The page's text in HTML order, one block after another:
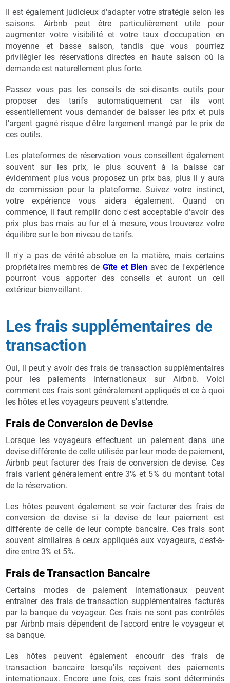
Il est également judicieux d'adapter votre stratégie selon les
saisons. Airbnb peut être particulièrement utile pour
augmenter votre visibilité et votre taux d'occupation en
moyenne et basse saison, tandis que vous pourriez
privilégier les réservations directes en haute saison où la
demande est naturellement plus forte.
Passez vous pas les conseils de soi-disants outils pour
proposer des tarifs automatiquement car ils vont
essentiellement vous demander de baisser les prix et puis
l'argent gagné risque d'être largement mangé par le prix de
ces outils.
Les plateformes de réservation vous conseillent également
souvent sur les prix, le plus souvent à la baisse car
évidemment plus vous proposez un prix bas, plus il y aura
de commission pour la plateforme. Suivez votre instinct,
votre expérience vous aidera également. Quand on
commence, il faut remplir donc c'est acceptable d'avoir des
prix plus bas mais au fur et à mesure, vous trouverez votre
équilibre sur le bon niveau de tarifs.
Il n'y a pas de vérité absolue en la matière, mais certains
propriétaires membres deGîte et Bienavec de l'expérience
pourront vous apporter des conseils et auront un œil
extérieur bienveillant.
Les frais supplémentaires de
transaction
Oui, il peut y avoir des frais de transaction supplémentaires
pour les paiements internationaux sur Airbnb. Voici
comment ces frais sont généralement appliqués et ce à quoi
les hôtes et les voyageurs peuvent s'attendre.
Frais de Conversion de Devise
Lorsque les voyageurs effectuent un paiement dans une
devise différente de celle utilisée par leur mode de paiement,
Airbnb peut facturer des frais de conversion de devise. Ces
frais varient généralement entre 3% et 5% du montant total
de la réservation.
Les hôtes peuvent également se voir facturer des frais de
conversion de devise si la devise de leur paiement est
différente de celle de leur compte bancaire. Ces frais sont
souvent similaires à ceux appliqués aux voyageurs, c'est-à-
dire entre 3% et 5%.
Frais de Transaction Bancaire
Certains modes de paiement internationaux peuvent
entraîner des frais de transaction supplémentaires facturés
par la banque du voyageur. Ces frais ne sont pas contrôlés
par Airbnb mais dépendent de l'accord entre le voyageur et
sa banque.
Les hôtes peuvent également encourir des frais de
transaction bancaire lorsqu'ils reçoivent des paiements
internationaux. Encore une fois, ces frais sont déterminés